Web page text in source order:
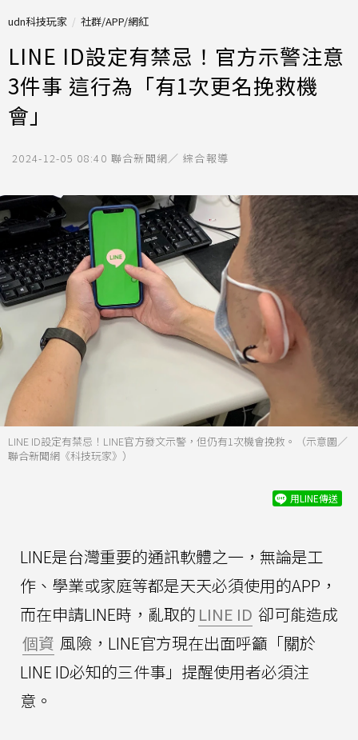
udn科技玩家 社群/APP/網紅
LINE ID設定有禁忌！官方示警注意
3件事 這行為「有1次更名挽救機
會」
2024-12-05 08:40 聯合新聞網／ 綜合報導
LINE ID設定有禁忌！LINE官方發文示警，但仍有1次機會挽救。（示意圖／
聯合新聞網《科技玩家》）
用LINE傳送
LINE是台灣重要的通訊軟體之一，無論是工
作、學業或家庭等都是天天必須使用的APP，
而在申請LINE時，亂取的 LINE ID 卻可能造成
個資 風險，LINE官方現在出面呼籲「關於
LINE ID必知的三件事」提醒使用者必須注
意。